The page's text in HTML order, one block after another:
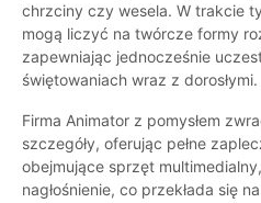
chrzciny czy wesela. W trakcie
mogą liczyć na twórcze formy
zapewniając jednocześnie
świętowaniach wraz z dorosłymi.
Firma Animator z pomysłem
szczegóły, oferując pełne
obejmujące sprzęt
nagłośnienie, co przekłada się